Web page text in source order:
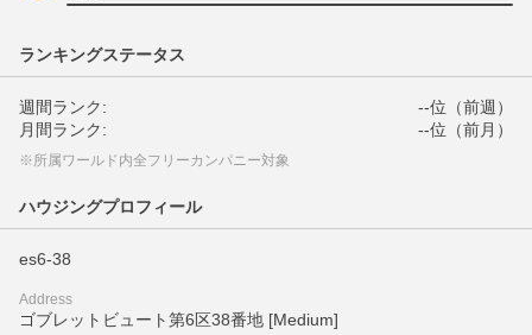
ランキングステータス
週間ランク:
--位（前週）
月間ランク:
--位（前月）
※所属ワールド内全フリーカンパニー対象
ハウジングプロフィール
es6-38
Address
ゴブレットビュート第6区38番地 [Medium]